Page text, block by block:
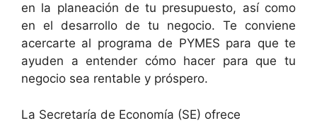
en la planeación de tu presupuesto, así como
en el desarrollo de tu negocio. Te conviene
acercarte al programa de PYMES para que te
ayuden a entender cómo hacer para que tu
negocio sea rentable y próspero.
La Secretaría de Economía (SE) ofrece